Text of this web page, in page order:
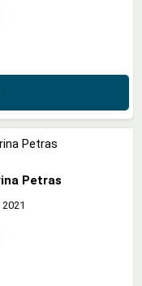
Petras